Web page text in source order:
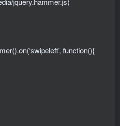
function(){